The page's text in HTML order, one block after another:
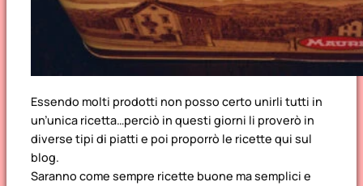
Essendo molti prodotti non posso certo unirli tutti in
un’unica ricetta…perciò in questi giorni li proverò in
diverse tipi di piatti e poi proporrò le ricette qui sul
blog.
Saranno come sempre ricette buone ma semplici e